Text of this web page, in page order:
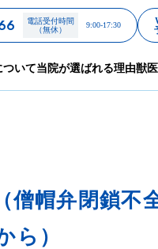
電話受付時間
（無休）
9:00-17:30
ついて当院が選ばれる理由獣
僧帽弁閉鎖不
ら）